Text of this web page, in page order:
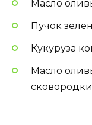
Масло
Пучок
Кукуруза
Масло